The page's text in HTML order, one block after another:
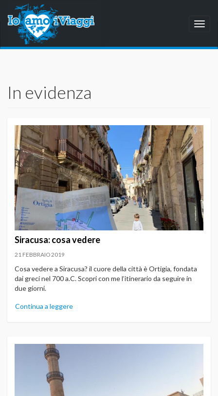
In evidenza
Siracusa: cosa vedere
21 FEBBRAIO 2019
Cosa vedere a Siracusa? il cuore della città è Ortigia, fondata
dai greci nel 700 a.C. Scopri con me l’itinerario da seguire in
due giorni.
Continua a leggere